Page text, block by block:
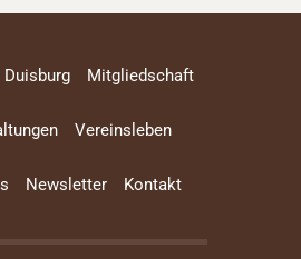
Mitgliedschaft
Vereinsleben
Newsletter Kontakt